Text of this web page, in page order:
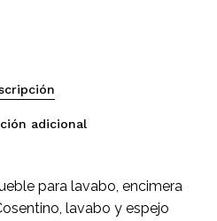
adicional
para lavabo, encimera
lavabo y espejo